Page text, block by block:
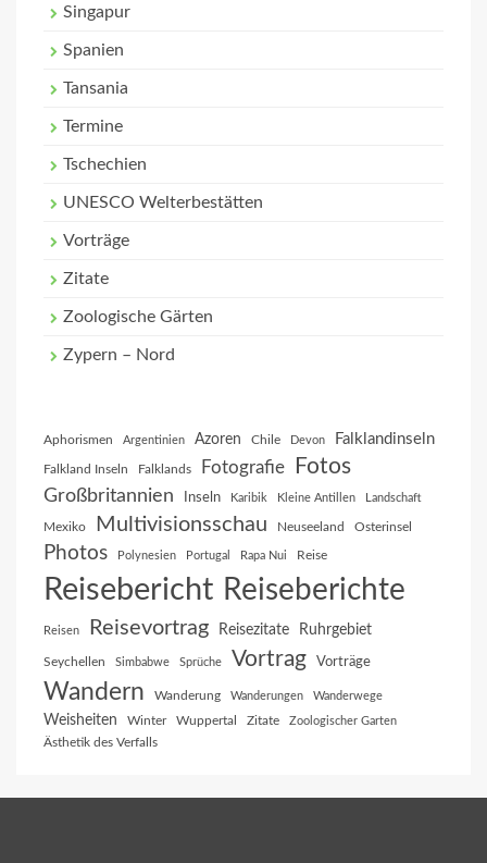
Singapur
Spanien
Tansania
Termine
Tschechien
UNESCO Welterbestätten
Vorträge
Zitate
Zoologische Gärten
Zypern – Nord
Aphorismen Argentinien Azoren Chile Devon Falklandinseln
Falkland Inseln Falklands Fotografie Fotos
Großbritannien Inseln Karibik Kleine Antillen Landschaft
Mexiko Multivisionsschau Neuseeland Osterinsel
Photos Polynesien Portugal Rapa Nui Reise
Reisebericht Reiseberichte
Reisen Reisevortrag Reisezitate Ruhrgebiet
Seychellen Simbabwe Sprüche Vortrag Vorträge
Wandern Wanderung Wanderungen Wanderwege
Weisheiten Winter Wuppertal Zitate Zoologischer Garten
Ästhetik des Verfalls